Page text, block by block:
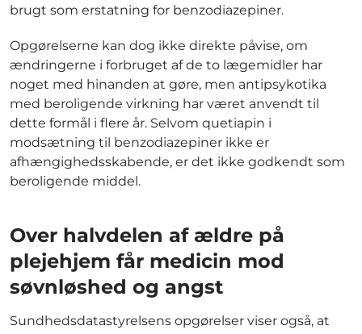
brugt som erstatning for benzodiazepiner.
Opgørelserne kan dog ikke direkte påvise, om
ændringerne i forbruget af de to lægemidler har
noget med hinanden at gøre, men antipsykotika
med beroligende virkning har været anvendt til
dette formål i flere år. Selvom quetiapin i
modsætning til benzodiazepiner ikke er
afhængighedsskabende, er det ikke godkendt som
beroligende middel.
Over halvdelen af ældre på
plejehjem får medicin mod
søvnløshed og angst
Sundhedsdatastyrelsens opgørelser viser også, at